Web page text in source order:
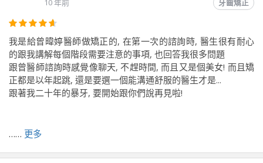
牙齒矯正
我是給曾暐婷醫師做矯正的, 在第一次的諮詢時, 醫生很有耐心
的跟我講解每個階段需要注意的事項, 也回答我很多問題
跟曾醫師諮詢時感覺像聊天, 不趕時間, 而且又是個美女! 而且矯
正都是以年起跳, 還是要選一個能溝通舒服的醫生才是...
跟著我二十年的暴牙, 要開始跟你們說再見啦!
前往原文出處
…… 更多